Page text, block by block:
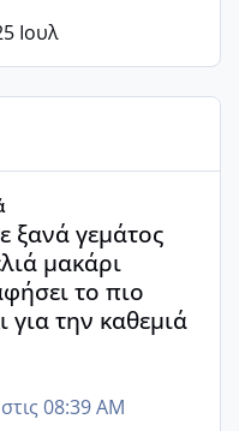
Ιουλ
και ανεμελιά
ξανά γεμάτος
μακάρι
το πιο
την καθεμιά
08:39 AM